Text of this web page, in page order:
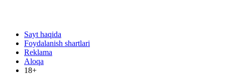
Sayt haqida
Foydalanish shartlari
Reklama
Aloqa
18+